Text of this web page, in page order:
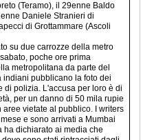
(Teramo), il 29enne Baldo
Daniele Stranieri di
di Grottammare (Ascoli
su due carrozze della metro
poche ore prima
metropolitana da parte del
pubblicano la foto dei
di polizia. L'accusa per loro è di
per un danno di 50 mila rupie
vietate al pubblico. I writers
e sono arrivati a Mumbai
ha dichiarato ai media che